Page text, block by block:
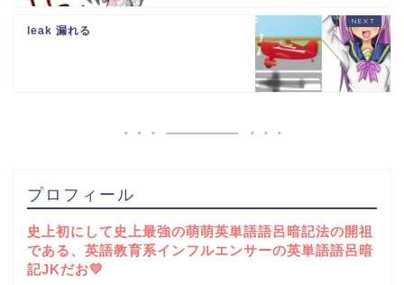
leak 漏れる
プロフィール
史上初にして史上最強の萌萌英単語語呂暗記法の開祖
である、英語教育系インフルエンサーの英単語語呂暗
記JKだお💛